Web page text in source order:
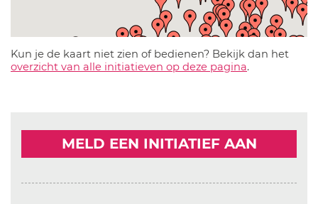
Kun je de kaart niet zien of bedienen? Bekijk dan het
overzicht van alle initiatieven op deze pagina.
MELD EEN INITIATIEF AAN